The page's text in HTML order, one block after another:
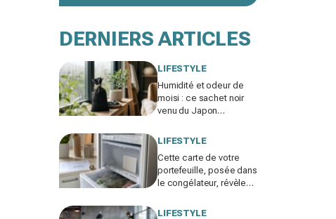
DERNIERS ARTICLES
LIFESTYLE
Humidité et odeur de
moisi : ce sachet noir
venu du Japon
déshumidificateur sans
LIFESTYLE
Cette carte de votre
portefeuille, posée dans
le congélateur, révèle
d’électricité grimpe
LIFESTYLE